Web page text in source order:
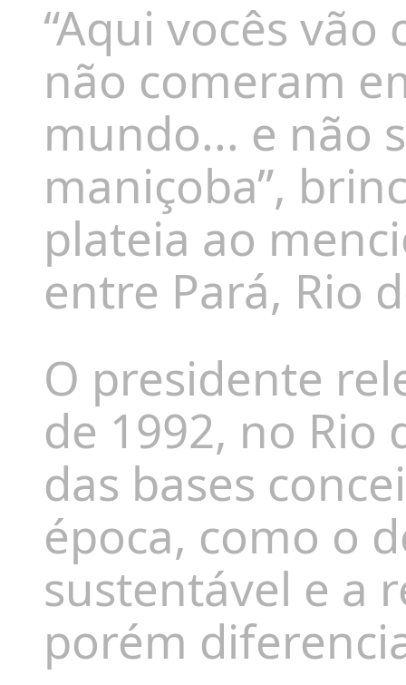
“Aqui vocês
não comeram
mundo... e não
maniçoba”,
plateia ao
entre Pará, Rio
O presidente
de 1992, no
das bases
época, como o
sustentável e a
porém